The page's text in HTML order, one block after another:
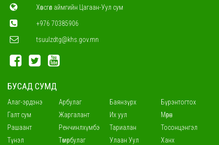
Хөвсгөл аймгийн Цагаан-Уул сум
+976 70385906
tsuulzdtg@khs.gov.mn
БУСАД СУМД
Алаг-эрдэнэ Арбулаг Баянзүрх
Бүрэнтогтох
Галт сум
Жаргалант Их уул
Мөрөн
Рашаант
Ренчинлхүмбэ Тариалан
Тосонцэнгэл
Түнэл
Төмөрбулаг Улаан Уул Ханх